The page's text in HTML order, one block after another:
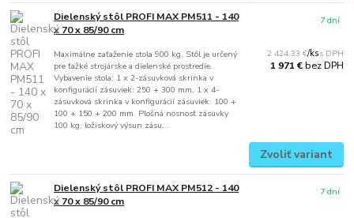
Dielenský stôl PROFI MAX PM511 - 140
x 70 x 85/90 cm
Maximálne zaťaženie stola 900 kg. Stôl je určený
pre ťažké strojárske a dielenské prostredie.
Vybavenie stola: 1 x 2-zásuvková skrinka v
konfigurácií zásuviek: 250 + 300 mm, 1 x 4-
zásuvková skrinka v konfigurácií zásuviek: 100 +
100 + 150 + 200 mm. Plošná nosnosť zásuvky
100 kg, ložiskový výsun zásu...
2 424,33 €/ks
1 971 €bez DPH
7 dní
Zvoliť variant
Dielenský stôl PROFI MAX PM512 - 140
x 70 x 85/90 cm
7 dní